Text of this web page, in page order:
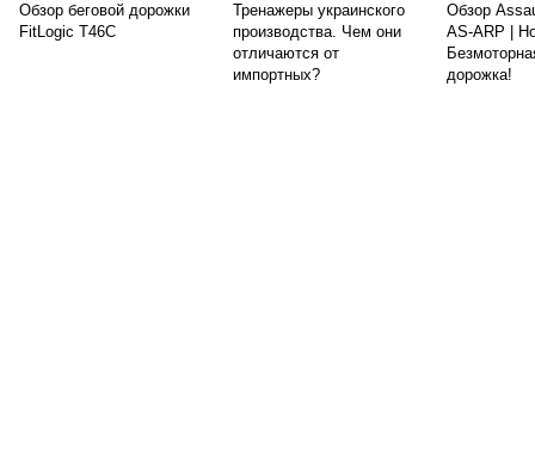
Обзор беговой дорожки
FitLogic T46C
Тренажеры украинского
производства. Чем они
отличаются от
импортных?
Обзор
AS-ARP |
дорожка!